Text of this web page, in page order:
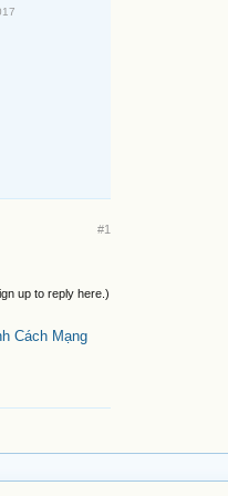
#1
up to reply here.)
Cách Mạng